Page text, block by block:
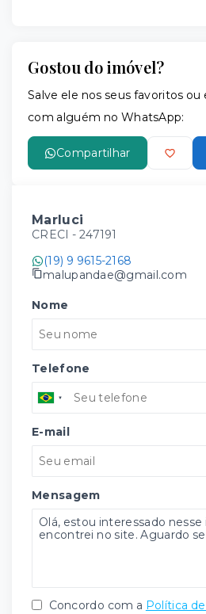
Gostou do imóvel?
Salve ele nos seus favoritos
com alguém no WhatsApp:
Compartilhar
Marluci
CRECI - 247191
(19) 9 9615-2168
malupandae@gmail.com
Nome
Telefone
E-mail
Mensagem
Concordo com a Política